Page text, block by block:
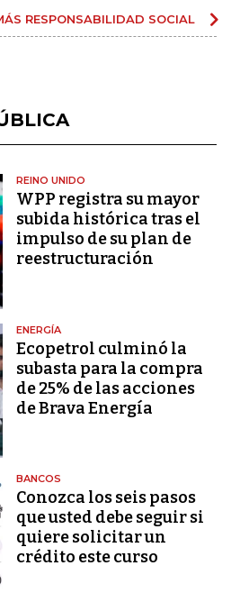
RESPONSABILIDAD SOCIAL
REINO UNIDO
WPP registra su mayor
subida histórica tras el
impulso de su plan de
reestructuración
ENERGÍA
Ecopetrol culminó la
subasta para la compra
de 25% de las acciones
de Brava Energía
BANCOS
Conozca los seis pasos
que usted debe seguir si
quiere solicitar un
crédito este curso